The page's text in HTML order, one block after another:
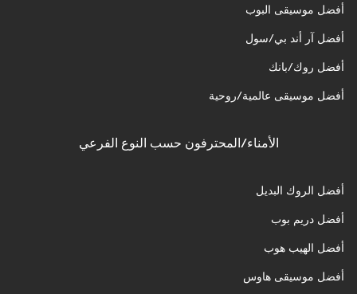
أفضل موسيقى البوب
أفضل آر أند بي/سول
أفضل روك/بانك
أفضل موسيقى عالمية/روحية
الأمناء/المحترفون حسب النوع الفرعي
أفضل الروك البديل
أفضل دريم بوب
أفضل الهيب هوب
أفضل موسيقى هاوس